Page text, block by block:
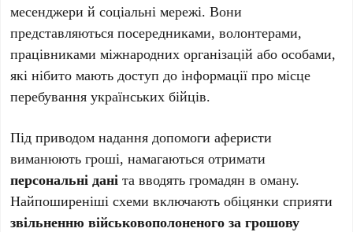
месенджери й соціальні мережі. Вони
представляються посередниками, волонтерами,
працівниками міжнародних організацій або особами,
які нібито мають доступ до інформації про місце
перебування українських бійців.
Під приводом надання допомоги аферисти
виманюють гроші, намагаються отримати
персональні дані та вводять громадян в оману.
Найпоширеніші схеми включають обіцянки сприяти
звільненню військовополоненого за грошову